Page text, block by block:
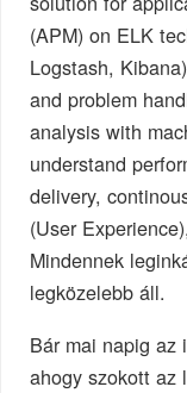
(APM) on ELK
Logstash,
and problem
analysis with
understand
delivery,
(User
Mindennek
legközelebb áll.
Bár mai napig az
ahogy szokott